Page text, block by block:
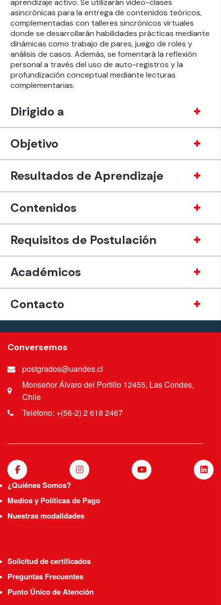
aprendizaje activo. Se utilizarán video-clases
asincrónicas para la entrega de contenidos teóricos,
complementadas con talleres sincrónicos virtuales
donde se desarrollarán habilidades prácticas mediante
dinámicas como trabajo de pares, juego de roles y
análisis de casos. Además, se fomentará la reflexión
personal a través del uso de auto-registros y la
profundización conceptual mediante lecturas
complementarias.
Dirigido a
Objetivo
Resultados de Aprendizaje
Contenidos
Requisitos de Postulación
Académicos
Contacto
Conversemos
postgrados@uandes.cl
Monseñor Álvaro del Portillo 12455, Las Condes,
Chile
Teléfono: +(56-2) 2 618 2467
¿Quiénes Somos?
Medios y Políticas de Pago
Nuestras modalidades
Solicitud de certificados
Preguntas Frecuentes
Punto Único de Atención